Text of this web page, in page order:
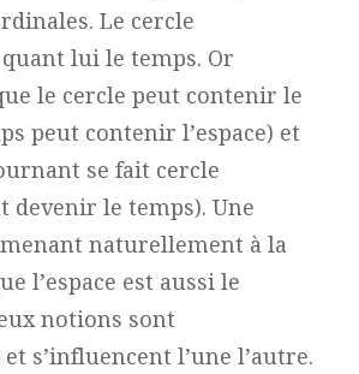
Le cercle
lui le temps. Or
le cercle peut contenir le
peut contenir l’espace) et
se fait cercle
devenir le temps). Une
naturellement à la
l’espace est aussi le
notions sont
s’influencent l’une l’autre.